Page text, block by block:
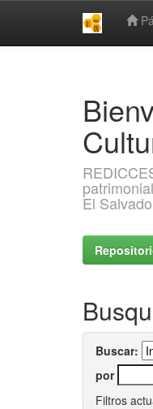
El
Buscar:
por
Filtros